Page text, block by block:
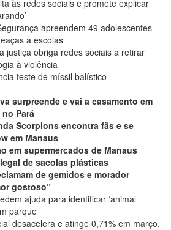
às redes sociais e promete explicar
apreendem 49 adolescentes
a escolas
justiça obriga redes sociais a retirar
à violência
teste de míssil balístico
surpreende e vai a casamento em
Pará
Scorpions encontra fãs e se
em Manaus
em supermercados de Manaus
de sacolas plásticas
de gemidos e morador
gostoso”
ajuda para identificar ‘animal
parque
desacelera e atinge 0,71% em março,